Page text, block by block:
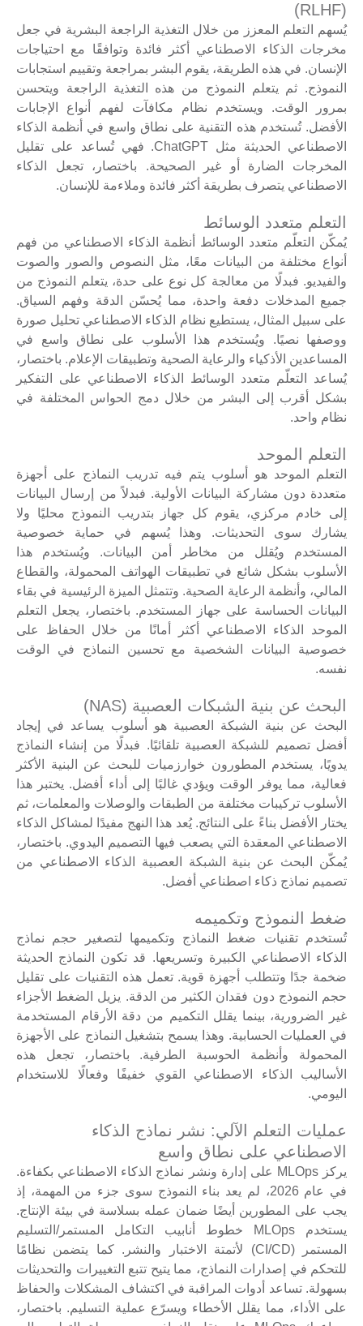
(RLHF)
يُسهم التعلم المعزز من خلال التغذية الراجعة البشرية في جعل
مخرجات الذكاء الاصطناعي أكثر فائدة وتوافقًا مع احتياجات
الإنسان. في هذه الطريقة، يقوم البشر بمراجعة وتقييم استجابات
النموذج. ثم يتعلم النموذج من هذه التغذية الراجعة ويتحسن
بمرور الوقت. ويستخدم نظام مكافآت لفهم أنواع الإجابات
الأفضل. تُستخدم هذه التقنية على نطاق واسع في أنظمة الذكاء
الاصطناعي الحديثة مثل ChatGPT. فهي تُساعد على تقليل
المخرجات الضارة أو غير الصحيحة. باختصار، تجعل الذكاء
الاصطناعي يتصرف بطريقة أكثر فائدة وملاءمة للإنسان.
التعلم متعدد الوسائط
يُمكّن التعلّم متعدد الوسائط أنظمة الذكاء الاصطناعي من فهم
أنواع مختلفة من البيانات معًا، مثل النصوص والصور والصوت
والفيديو. فبدلًا من معالجة كل نوع على حدة، يتعلم النموذج من
جميع المدخلات دفعة واحدة، مما يُحسّن الدقة وفهم السياق.
على سبيل المثال، يستطيع نظام الذكاء الاصطناعي تحليل صورة
ووصفها نصيًا. ويُستخدم هذا الأسلوب على نطاق واسع في
المساعدين الأذكياء والرعاية الصحية وتطبيقات الإعلام. باختصار،
يُساعد التعلّم متعدد الوسائط الذكاء الاصطناعي على التفكير
بشكل أقرب إلى البشر من خلال دمج الحواس المختلفة في
نظام واحد.
التعلم الموحد
التعلم الموحد هو أسلوب يتم فيه تدريب النماذج على أجهزة
متعددة دون مشاركة البيانات الأولية. فبدلاً من إرسال البيانات
إلى خادم مركزي، يقوم كل جهاز بتدريب النموذج محليًا ولا
يشارك سوى التحديثات. وهذا يُسهم في حماية خصوصية
المستخدم ويُقلل من مخاطر أمن البيانات. ويُستخدم هذا
الأسلوب بشكل شائع في تطبيقات الهواتف المحمولة، والقطاع
المالي، وأنظمة الرعاية الصحية. وتتمثل الميزة الرئيسية في بقاء
البيانات الحساسة على جهاز المستخدم. باختصار، يجعل التعلم
الموحد الذكاء الاصطناعي أكثر أمانًا من خلال الحفاظ على
خصوصية البيانات الشخصية مع تحسين النماذج في الوقت
نفسه.
البحث عن بنية الشبكات العصبية (NAS)
البحث عن بنية الشبكة العصبية هو أسلوب يساعد في إيجاد
أفضل تصميم للشبكة العصبية تلقائيًا. فبدلًا من إنشاء النماذج
يدويًا، يستخدم المطورون خوارزميات للبحث عن البنية الأكثر
فعالية، مما يوفر الوقت ويؤدي غالبًا إلى أداء أفضل. يختبر هذا
الأسلوب تركيبات مختلفة من الطبقات والوصلات والمعلمات، ثم
يختار الأفضل بناءً على النتائج. يُعد هذا النهج مفيدًا لمشاكل الذكاء
الاصطناعي المعقدة التي يصعب فيها التصميم اليدوي. باختصار،
يُمكّن البحث عن بنية الشبكة العصبية الذكاء الاصطناعي من
تصميم نماذج ذكاء اصطناعي أفضل.
ضغط النموذج وتكميمه
تُستخدم تقنيات ضغط النماذج وتكميمها لتصغير حجم نماذج
الذكاء الاصطناعي الكبيرة وتسريعها. قد تكون النماذج الحديثة
ضخمة جدًا وتتطلب أجهزة قوية. تعمل هذه التقنيات على تقليل
حجم النموذج دون فقدان الكثير من الدقة. يزيل الضغط الأجزاء
غير الضرورية، بينما يقلل التكميم من دقة الأرقام المستخدمة
في العمليات الحسابية. وهذا يسمح بتشغيل النماذج على الأجهزة
المحمولة وأنظمة الحوسبة الطرفية. باختصار، تجعل هذه
الأساليب الذكاء الاصطناعي القوي خفيفًا وفعالًا للاستخدام
اليومي.
عمليات التعلم الآلي: نشر نماذج الذكاء
الاصطناعي على نطاق واسع
يركز MLOps على إدارة ونشر نماذج الذكاء الاصطناعي بكفاءة.
في عام 2026، لم يعد بناء النموذج سوى جزء من المهمة، إذ
يجب على المطورين أيضًا ضمان عمله بسلاسة في بيئة الإنتاج.
يستخدم MLOps خطوط أنابيب التكامل المستمر/التسليم
المستمر (CI/CD) لأتمتة الاختبار والنشر. كما يتضمن نظامًا
للتحكم في إصدارات النماذج، مما يتيح تتبع التغييرات والتحديثات
بسهولة. تساعد أدوات المراقبة في اكتشاف المشكلات والحفاظ
على الأداء، مما يقلل الأخطاء ويسرّع عملية التسليم. باختصار،